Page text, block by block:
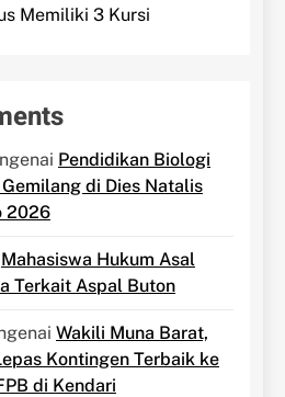
Memiliki 3 Kursi
Pendidikan Biologi
di Dies Natalis
2026
Mahasiswa Hukum Asal
Terkait Aspal Buton
Wakili Muna Barat,
Kontingen Terbaik ke
di Kendari